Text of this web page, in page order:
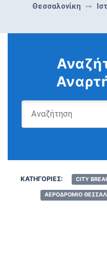
Θεσσαλονίκη
ΚΑΤΗΓΟΡΊΕΣ: CITY
ΑΕΡΟΔΡΌΜΙΟ